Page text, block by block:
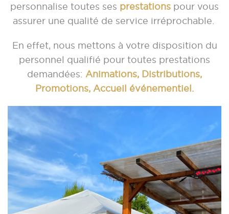
personnalise toutes ses prestations pour vous
assurer une qualité de service irréprochable.
En effet, nous mettons à votre disposition du
personnel qualifié pour toutes prestations
demandées: Animations, Distributions,
Promotions, Accueil événementiel.